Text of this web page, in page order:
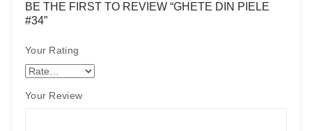
BE THE FIRST TO REVIEW “GHETE DIN PIELE
#34”
Your Rating
Your Review